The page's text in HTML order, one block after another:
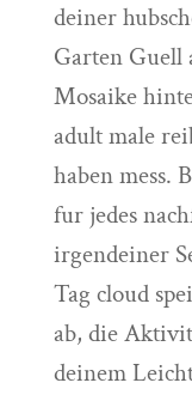
deiner
Garten Guell
Mosaike
adult male
haben mess.
fur jedes
irgendeiner
Tag cloud
ab, die
deinem